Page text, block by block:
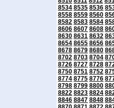
8534 8535 8536
8558 8559 8560
8582 8583 8584
8606 8607 8608
8630 8631 8632
8654 8655 8656
8678 8679 8680
8702 8703 8704
8726 8727 8728
8750 8751 8752
8774 8775 8776
8798 8799 8800
8822 8823 8824
8846 8847 8848